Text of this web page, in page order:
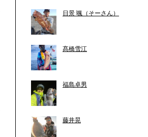
日景 颯（そーさん）
髙橋雪江
福島卓男
藤井晃